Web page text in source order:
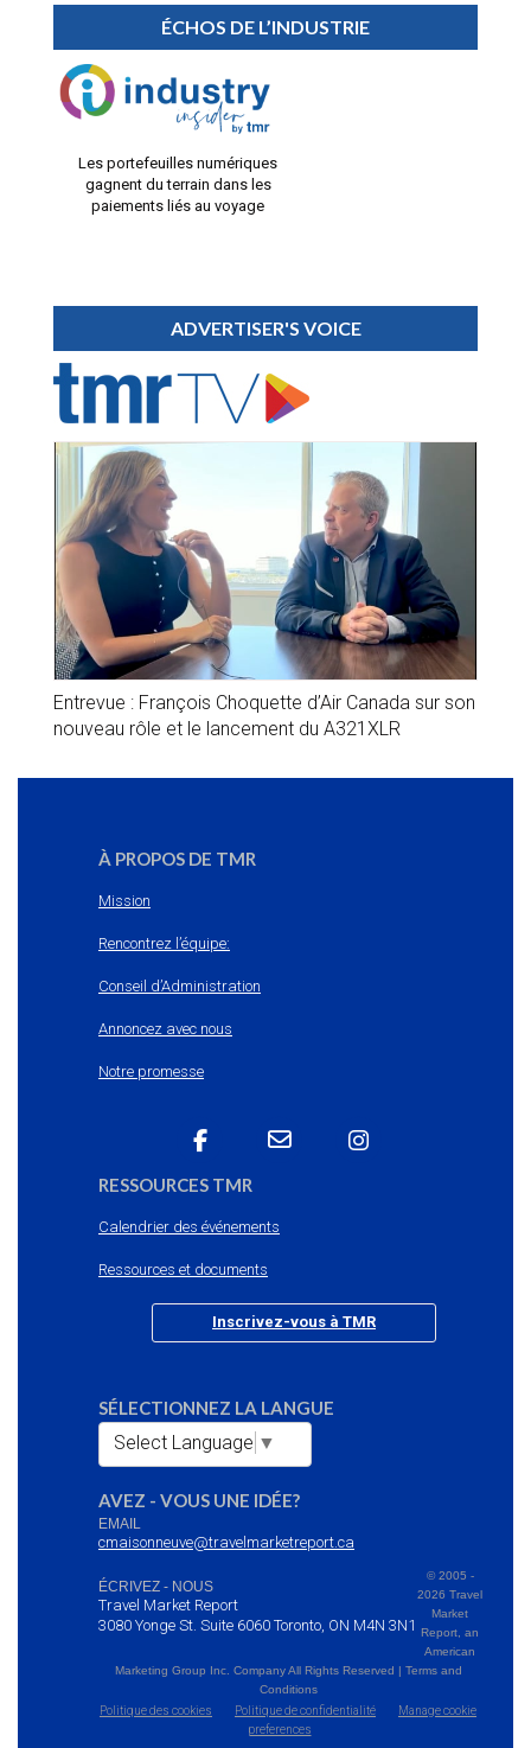
ÉCHOS DE L’INDUSTRIE
Les portefeuilles numériques
gagnent du terrain dans les
paiements liés au voyage
ADVERTISER'S VOICE
Entrevue : François Choquette d’Air Canada sur son
nouveau rôle et le lancement du A321XLR
À PROPOS DE TMR
Mission
Rencontrez l’équipe:
Conseil d’Administration
Annoncez avec nous
Notre promesse
RESSOURCES TMR
Calendrier des événements
Ressources et documents
Inscrivez-vous à TMR
SÉLECTIONNEZ LA LANGUE
Select Language ▼
AVEZ - VOUS UNE IDÉE?
EMAIL
cmaisonneuve@travelmarketreport.ca
ÉCRIVEZ - NOUS
Travel Market Report
3080 Yonge St. Suite 6060 Toronto, ON M4N 3N1
© 2005 -
2026 Travel
Market
Report, an
American
Marketing Group Inc. Company All Rights Reserved | Terms and
Conditions
Politique des cookies
Politique de confidentialité
Manage cookie
preferences